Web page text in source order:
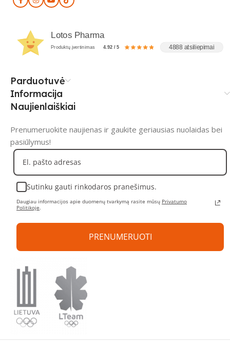
Lotos Pharma
Produktų įvertinimas 4.92 / 5 4888 atsiliepimai
Parduotuvė
Informacija
Naujienlaiškiai
Prenumeruokite naujienas ir gaukite geriausias nuolaidas bei
pasiūlymus!
Sutinku gauti rinkodaros pranešimus.
Daugiau informacijos apie duomenų tvarkymą rasite mūsų Privatumo
Politikoje.
PRENUMERUOTI